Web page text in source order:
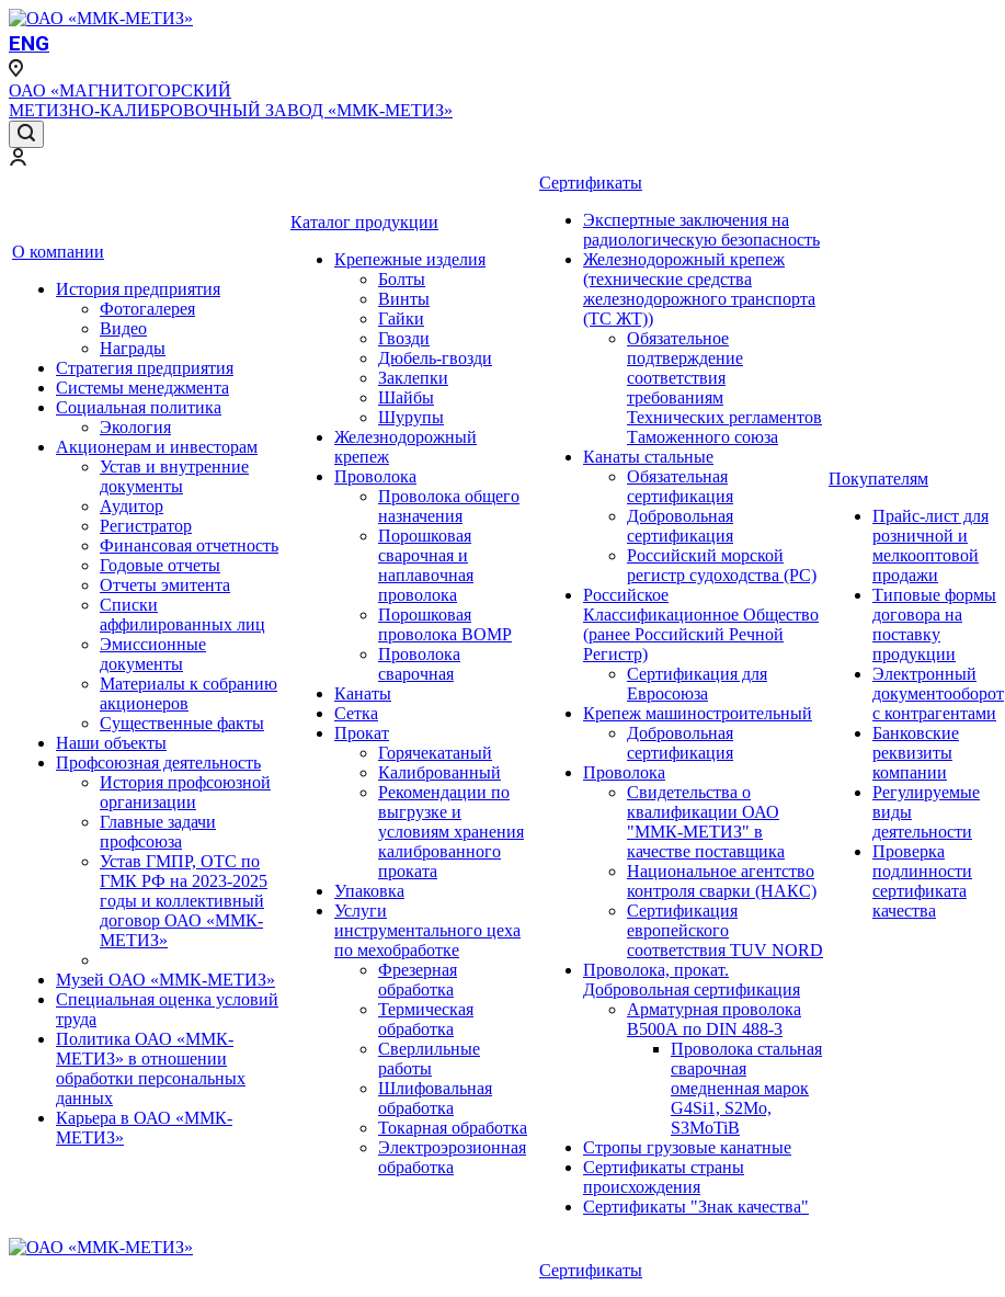
ENG
ОАО «МАГНИТОГОРСКИЙ
МЕТИЗНО-КАЛИБРОВОЧНЫЙ ЗАВОД «ММК-МЕТИЗ»
О компании
История предприятия
Фотогалерея
Видео
Награды
Стратегия предприятия
Системы менеджмента
Социальная политика
Экология
Акционерам и инвесторам
Устав и внутренние
документы
Аудитор
Регистратор
Финансовая отчетность
Годовые отчеты
Отчеты эмитента
Списки
аффилированных лиц
Эмиссионные
документы
Материалы к собранию
акционеров
Существенные факты
Наши объекты
Профсоюзная деятельность
История профсоюзной
организации
Главные задачи
профсоюза
Устав ГМПР, ОТС по
ГМК РФ на 2023-2025
годы и коллективный
договор ОАО «ММК-
МЕТИЗ»
Музей ОАО «ММК-МЕТИЗ»
Специальная оценка условий
труда
Политика ОАО «ММК-
МЕТИЗ» в отношении
обработки персональных
данных
Карьера в ОАО «ММК-
МЕТИЗ»
Каталог продукции
Крепежные изделия
Болты
Винты
Гайки
Гвозди
Дюбель-гвозди
Заклепки
Шайбы
Шурупы
Железнодорожный
крепеж
Проволока
Проволока общего
назначения
Порошковая
сварочная и
наплавочная
проволока
Порошковая
проволока ВОМР
Проволока
сварочная
Канаты
Сетка
Прокат
Горячекатаный
Калиброванный
Рекомендации по
выгрузке и
условиям хранения
калиброванного
проката
Упаковка
Услуги
инструментального цеха
по мехобработке
Фрезерная
обработка
Термическая
обработка
Сверлильные
работы
Шлифовальная
обработка
Токарная обработка
Электроэрозионная
обработка
Сертификаты
Экспертные заключения на
радиологическую безопасность
Железнодорожный крепеж
(технические средства
железнодорожного транспорта
(ТС ЖТ))
Обязательное
подтверждение
соответствия
требованиям
Технических регламентов
Таможенного союза
Канаты стальные
Обязательная
сертификация
Добровольная
сертификация
Российский морской
регистр судоходства (РС)
Российское
Классификационное Общество
(ранее Российский Речной
Регистр)
Сертификация для
Евросоюза
Крепеж машиностроительный
Добровольная
сертификация
Проволока
Свидетельства о
квалификации ОАО
"ММК-МЕТИЗ" в
качестве поставщика
Национальное агентство
контроля сварки (НАКС)
Сертификация
европейского
соответствия TUV NORD
Проволока, прокат.
Добровольная сертификация
Арматурная проволока
В500А по DIN 488-3
Проволока стальная
сварочная
омедненная марок
G4Si1, S2Mo,
S3MoTiB
Стропы грузовые канатные
Сертификаты страны
происхождения
Сертификаты "Знак качества"
Покупателям
Прайс-лист для
розничной и
мелкооптовой
продажи
Типовые формы
договора на
поставку
продукции
Электронный
документооборот
с контрагентами
Банковские
реквизиты
компании
Регулируемые
виды
деятельности
Проверка
подлинности
сертификата
качества
Сертификаты